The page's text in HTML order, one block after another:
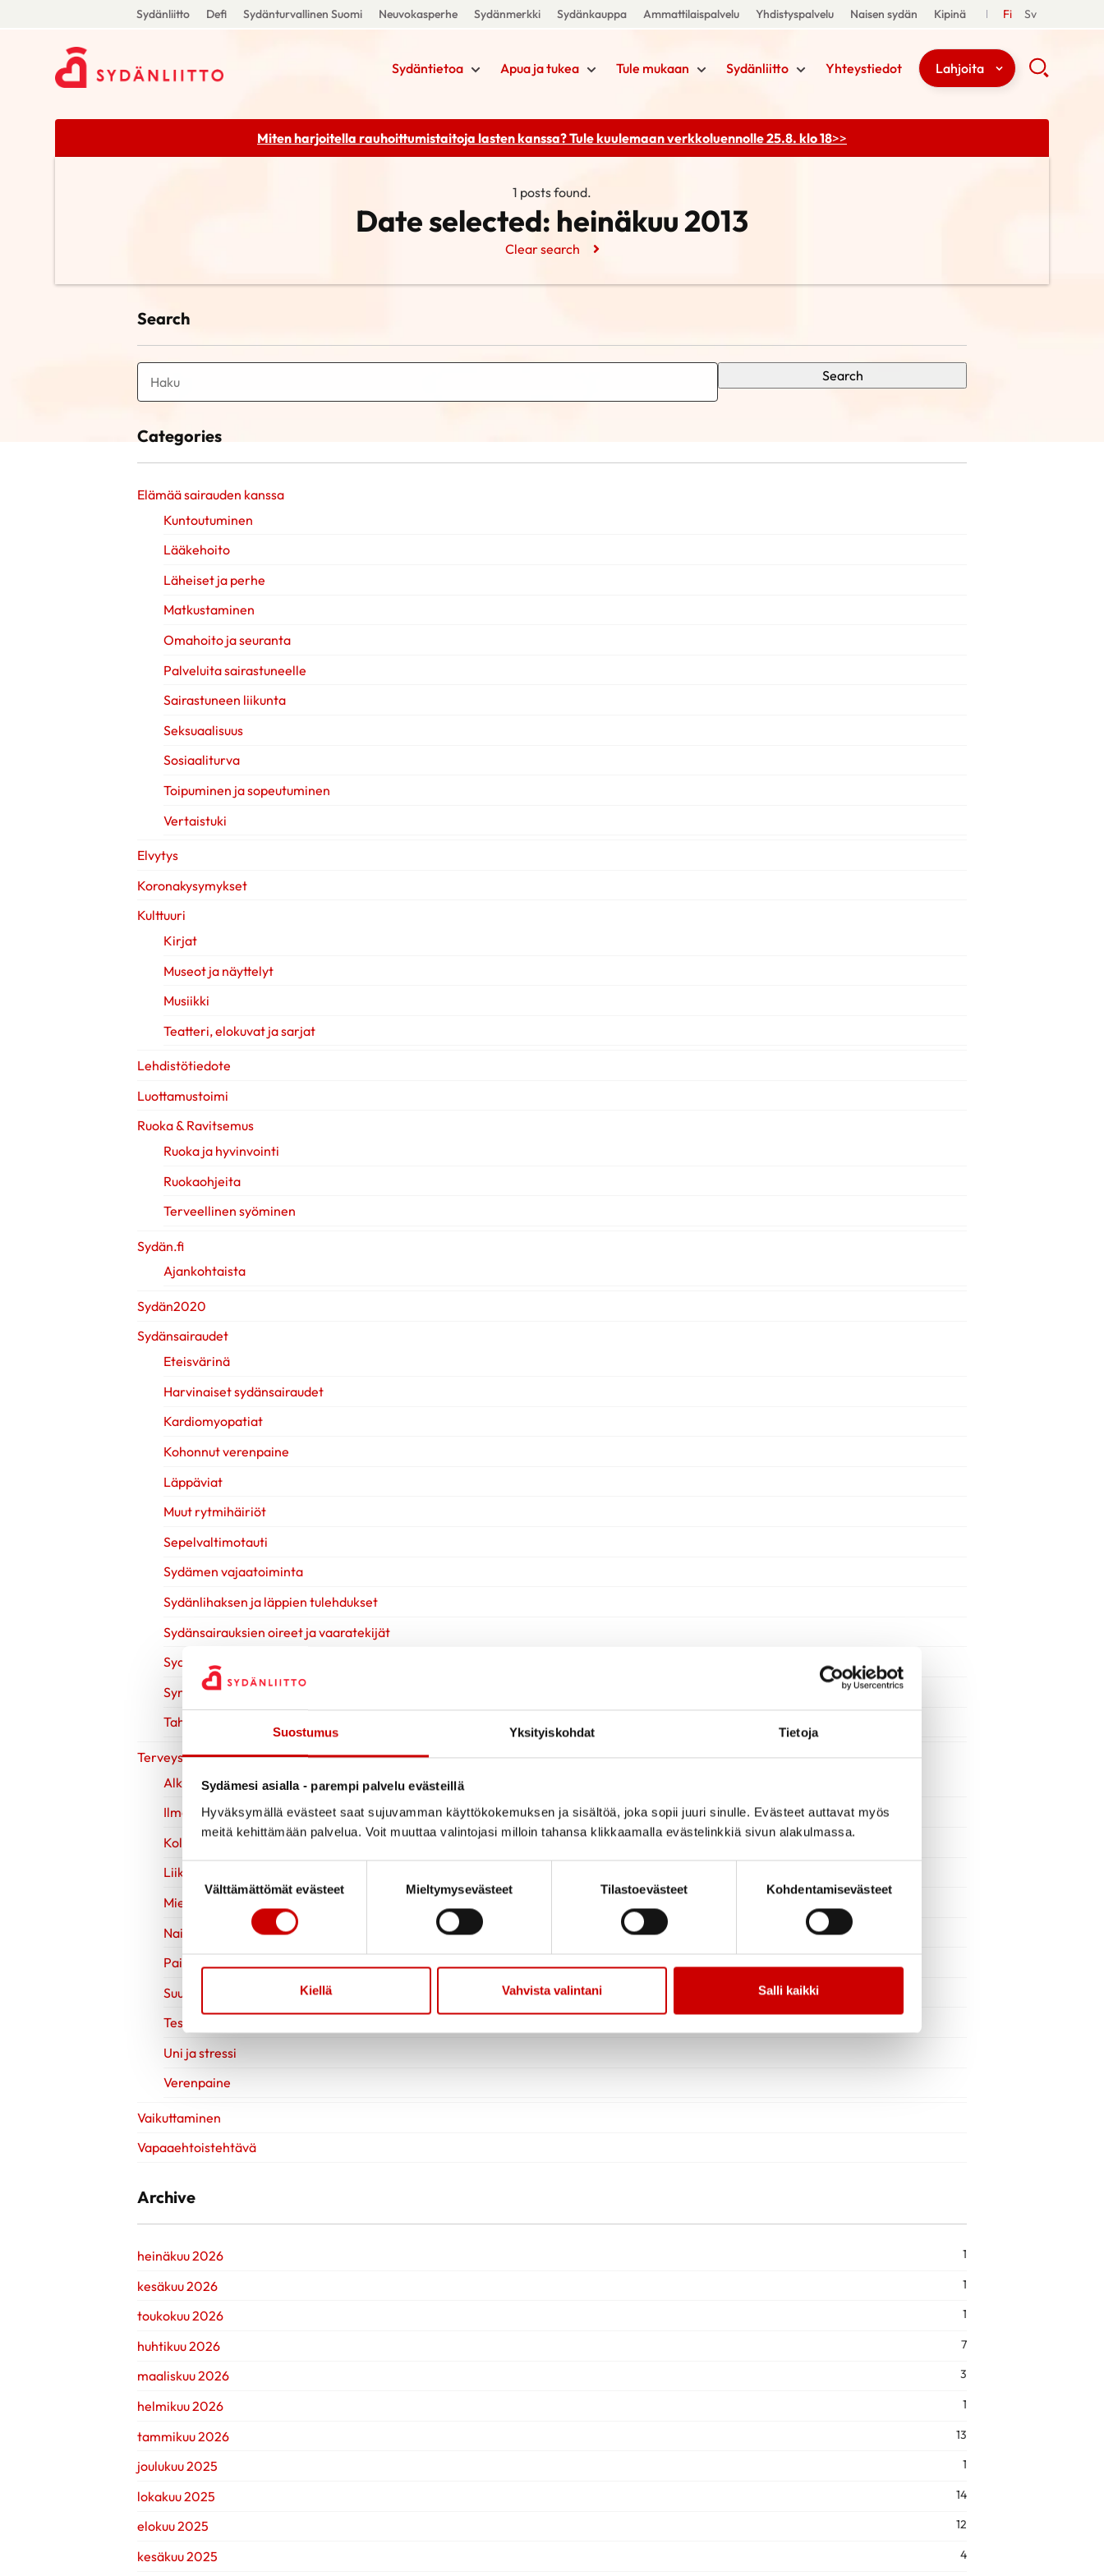
Suostumus Yksityiskohdat Tietoja
Sydämesi asialla - parempi palvelu evästeillä
Hyväksymällä evästeet saat sujuvamman käyttökokemuksen ja sisältöä, joka sopii juuri sinulle. Evästeet auttavat myös
meitä kehittämään palvelua. Voit muuttaa valintojasi milloin tahansa klikkaamalla evästelinkkiä sivun alakulmassa.
Suostumuksen valinta
Välttämättömät evästeet
Mieltymysevästeet Tilastoevästeet Kohdentamisevästeet
Kiellä Vahvista valintani Salli kaikki
Sydänliitto Defi Sydänturvallinen Suomi Neuvokasperhe Sydänmerkki Sydänkauppa Ammattilaispalvelu Yhdistyspalvelu Naisen sydän Kipinä Fi Sv
Sydäntietoa Apua ja tukea Tule mukaan Sydänliitto Yhteystiedot Lahjoita
Miten harjoitella rauhoittumistaitoja lasten kanssa? Tule kuulemaanverkkoluennolle 25.8. klo 18>>
1 posts found.
Date selected: heinäkuu 2013
Clear search
Search
Search
Categories
Elämää sairauden kanssa
Kuntoutuminen
Lääkehoito
Läheiset ja perhe
Matkustaminen
Omahoito ja seuranta
Palveluita sairastuneelle
Sairastuneen liikunta
Seksuaalisuus
Sosiaaliturva
Toipuminen ja sopeutuminen
Vertaistuki
Elvytys
Koronakysymykset
Kulttuuri
Kirjat
Museot ja näyttelyt
Musiikki
Teatteri, elokuvat ja sarjat
Lehdistötiedote
Luottamustoimi
Ruoka & Ravitsemus
Ruoka ja hyvinvointi
Ruokaohjeita
Terveellinen syöminen
Sydän.fi
Ajankohtaista
Sydän2020
Sydänsairaudet
Eteisvärinä
Harvinaiset sydänsairaudet
Kardiomyopatiat
Kohonnut verenpaine
Läppäviat
Muut rytmihäiriöt
Sepelvaltimotauti
Sydämen vajaatoiminta
Sydänlihaksen ja läppien tulehdukset
Sydänsairauksien oireet ja vaaratekijät
Sydänsairauksien tutkimukset
Synnynnäiset sydänviat
Tahdistinhoito
Terveys & Hyvinvointi
Alkoholi
Ilman nikotiinia
Kolesteroli
Liikuntavinkit
Mielen hyvinvointi
Naisen sydänterveys
Painonhallinta
Suun terveys
Testit
Uni ja stressi
Verenpaine
Vaikuttaminen
Vapaaehtoistehtävä
Archive
heinäkuu 2026 1
kesäkuu 2026 1
toukokuu 2026 1
huhtikuu 2026 7
maaliskuu 2026 3
helmikuu 2026 1
tammikuu 2026 13
joulukuu 2025 1
lokakuu 2025 14
elokuu 2025 12
kesäkuu 2025 4